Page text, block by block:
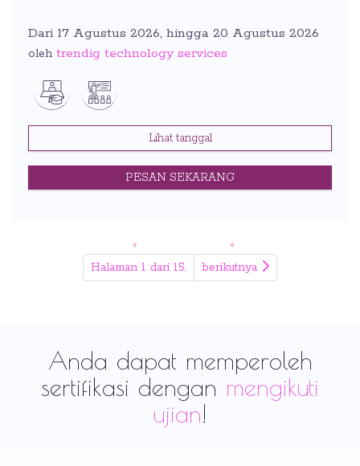
Dari 17 Agustus 2026, hingga 20 Agustus 2026
oleh trendig technology services
Lihat tanggal
PESAN SEKARANG
Halaman 1 dari 15. berikutnya
Anda dapat memperoleh
sertifikasi dengan mengikuti
ujian!